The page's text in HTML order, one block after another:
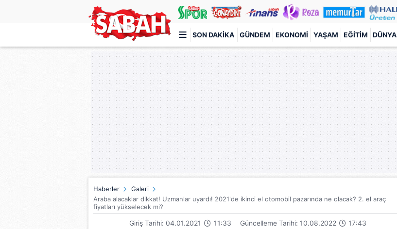
SON DAKIKA GÜNDEM EKONOMI YAŞAM EĞITIM DÜNYA
Türkiye'nin en iyi haber sitesi
Haberler
Galeri
Araba alacaklar dikkat! Uzmanlar uyardı! 2021'de ikinci el otomobil pazarında ne olacak? 2. el araç
fiyatları yükselecek mi?
Giriş Tarihi: 04.01.2021 11:33 Güncelleme Tarihi: 10.08.2022 17:43